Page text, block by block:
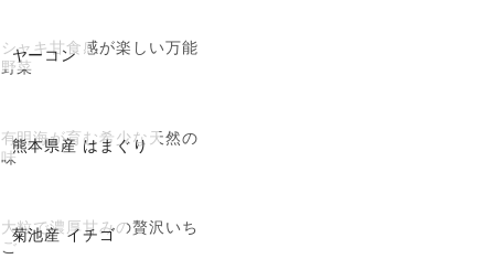
ヤーコン
シャキ甘食感が楽しい万能
野菜
熊本県産 はまぐり
有明海が育む希少な天然の
味
菊池産 イチゴ
大粒で濃厚甘みの贅沢いち
ご